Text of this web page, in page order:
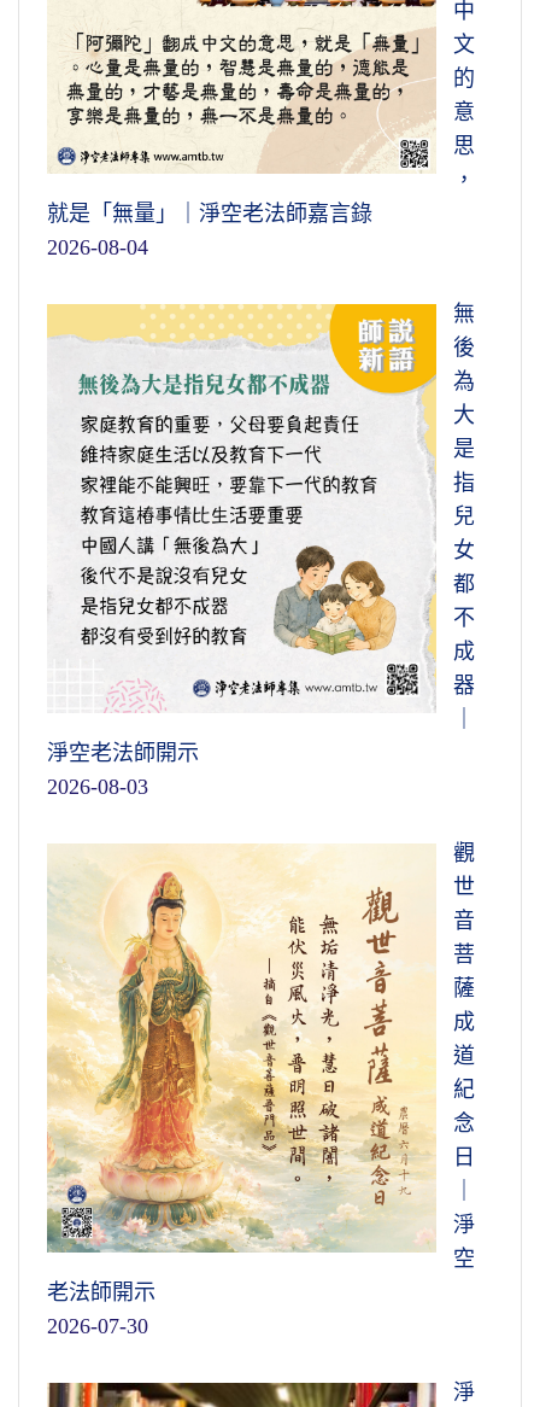
中
文
的
意
思
，
就是「無量」｜淨空老法師嘉言錄
2026-08-04
無
後
為
大
是
指
兒
女
都
不
成
器
淨空老法師開示
2026-08-03
觀
世
音
菩
薩
成
道
紀
念
日
淨
空
老法師開示
2026-07-30
淨